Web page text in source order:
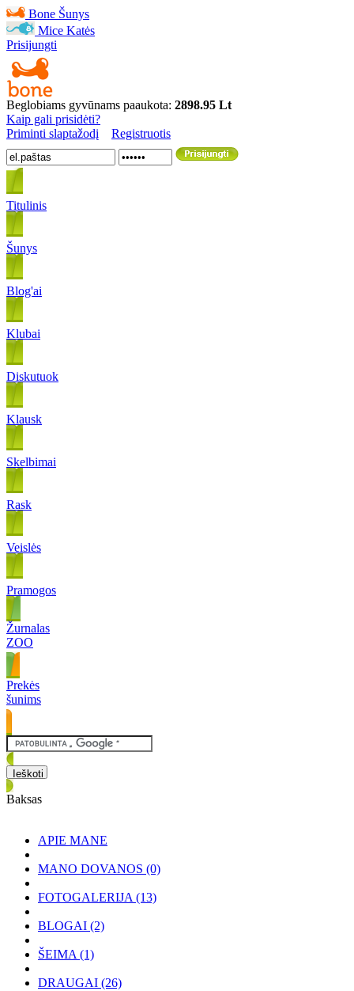
Bone Šunys
Mice Katės
Prisijungti
Beglobiams gyvūnams paaukota: 2898.95 Lt
Kaip gali prisidėti?
Priminti slaptažodį
Registruotis
Titulinis
Šunys
Blog'ai
Klubai
Diskutuok
Klausk
Skelbimai
Rask
Veislės
Pramogos
Žurnalas
ZOO
Prekės
šunims
Baksas
APIE MANE
MANO DOVANOS (0)
FOTOGALERIJA (13)
BLOGAI (2)
ŠEIMA (1)
DRAUGAI (26)